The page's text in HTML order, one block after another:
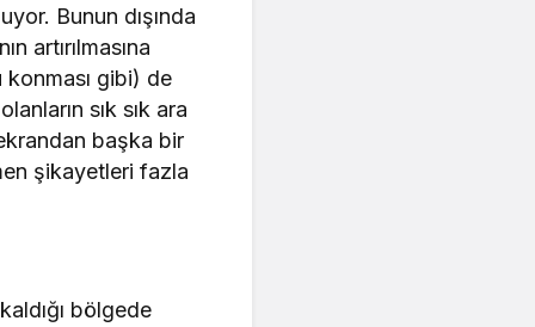
Bunun dışında
artırılmasına
gibi) de
sık sık ara
başka bir
şikayetleri fazla
bölgede